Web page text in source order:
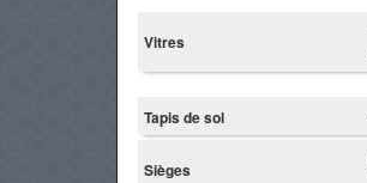
Vitres
Tapis de sol
Sièges